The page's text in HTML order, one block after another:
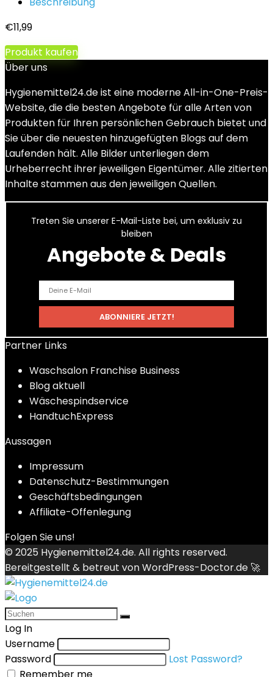
€11,99
Produkt kaufen
Über uns
Hygienemittel24.de ist eine moderne All-in-One-Preis-
Website, die die besten Angebote für alle Arten von
Produkten für Ihren persönlichen Gebrauch bietet und
Sie über die neuesten hinzugefügten Blogs auf dem
Laufenden hält. Alle Bilder unterliegen dem
Urheberrecht ihrer jeweiligen Eigentümer. Alle zitierten
Inhalte stammen aus den jeweiligen Quellen.
Treten Sie unserer E-Mail-Liste bei, um exklusiv zu
bleiben
Angebote & Deals
Partner Links
Waschsalon Franchise Business
Blog aktuell
Wäschespindservice
HandtuchExpress
Aussagen
Impressum
Datenschutz-Bestimmungen
Geschäftsbedingungen
Affiliate-Offenlegung
Folgen Sie uns!
© 2025 Hygienemittel24.de. All rights reserved.
Bereitgestellt & betreut vonWordPress-Doctor.de 🚀
Log In
Username
Password
Lost Password?